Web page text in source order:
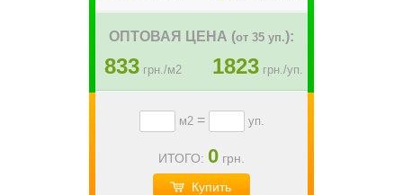
ОПТОВАЯ ЦЕНА (от 35 уп.):
833 грн./м2 1823 грн./уп.
м2= уп.
ИТОГО: 0 грн.
Купить